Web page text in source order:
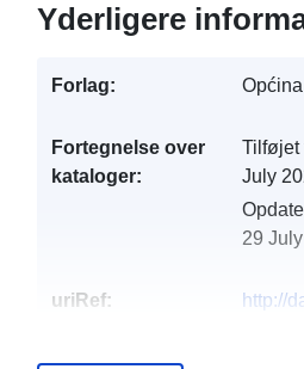
Yderligere
Forlag:
Fortegnelse over
kataloger:
Tilføjet
July
29
uriRef:
http://